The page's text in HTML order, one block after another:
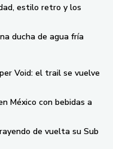
estilo retro y los
ducha de agua fría
Void: el trail se vuelve
México con bebidas a
de vuelta su Sub